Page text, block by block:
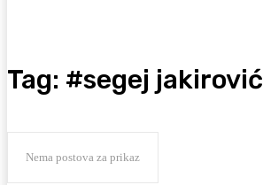
Tag: #segej jakirović
Nema postova za prikaz